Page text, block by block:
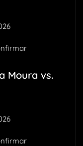
Moura vs.